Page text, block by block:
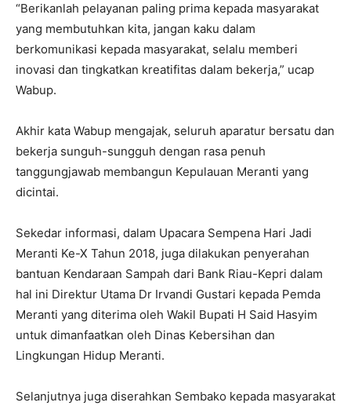
“Berikanlah pelayanan paling prima kepada masyarakat
yang membutuhkan kita, jangan kaku dalam
berkomunikasi kepada masyarakat, selalu memberi
inovasi dan tingkatkan kreatifitas dalam bekerja,” ucap
Wabup.
Akhir kata Wabup mengajak, seluruh aparatur bersatu dan
bekerja sunguh-sungguh dengan rasa penuh
tanggungjawab membangun Kepulauan Meranti yang
dicintai.
Sekedar informasi, dalam Upacara Sempena Hari Jadi
Meranti Ke-X Tahun 2018, juga dilakukan penyerahan
bantuan Kendaraan Sampah dari Bank Riau-Kepri dalam
hal ini Direktur Utama Dr Irvandi Gustari kepada Pemda
Meranti yang diterima oleh Wakil Bupati H Said Hasyim
untuk dimanfaatkan oleh Dinas Kebersihan dan
Lingkungan Hidup Meranti.
Selanjutnya juga diserahkan Sembako kepada masyarakat